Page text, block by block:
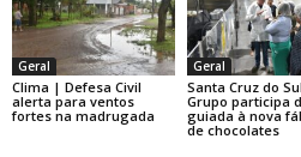
Geral
Clima | Defesa Civil
alerta para ventos
fortes na madrugada
Geral
Santa Cruz do
Grupo participa
guiada à nova
de chocolates